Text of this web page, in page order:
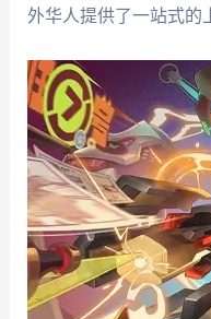
外华人提供了一站式的